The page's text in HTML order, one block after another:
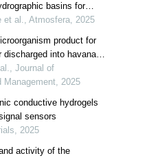
basins for
et al., Atmosfera, 2025
product for
into havana
Journal of
Management, 2025
conductive hydrogels
sensors
2025
activity of the